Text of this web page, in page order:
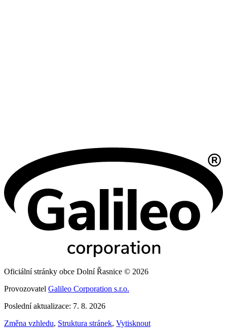
Oficiální stránky obce Dolní Řasnice © 2026
Provozovatel Galileo Corporation s.r.o.
Poslední aktualizace: 7. 8. 2026
Změna vzhledu, Struktura stránek, Vytisknout